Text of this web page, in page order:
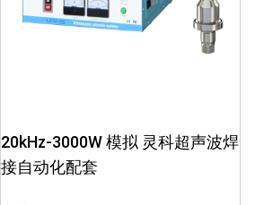
20kHz-3000W 模拟 灵科超声波焊
接自动化配套
20kHz-3200W 模拟 灵科超声
可长时间工作02、电箱模块化
电路设计，减少超声电信号干